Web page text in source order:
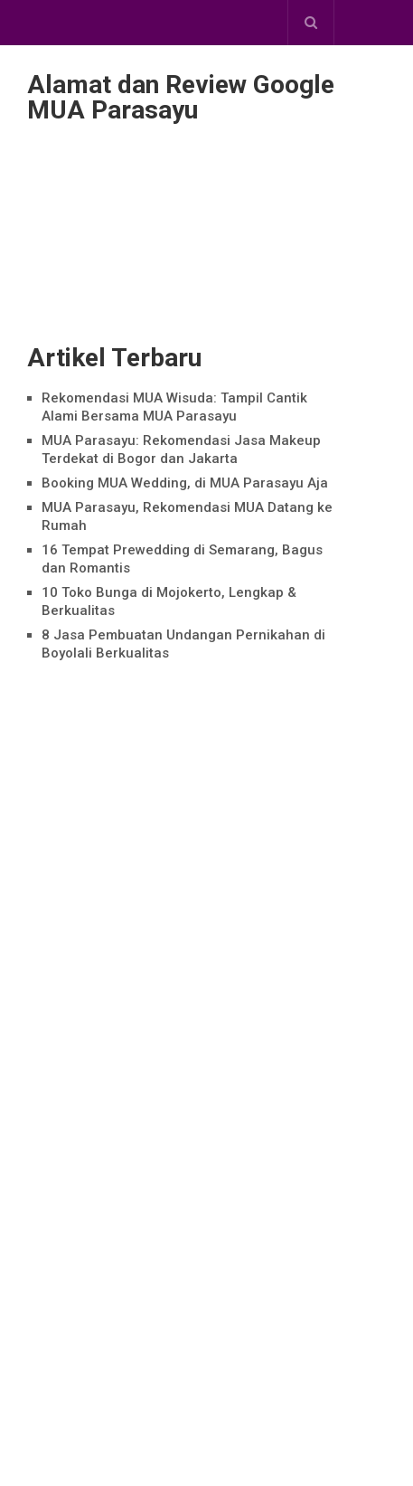
Alamat dan Review Google
MUA Parasayu
Artikel Terbaru
Rekomendasi MUA Wisuda: Tampil Cantik
Alami Bersama MUA Parasayu
MUA Parasayu: Rekomendasi Jasa Makeup
Terdekat di Bogor dan Jakarta
Booking MUA Wedding, di MUA Parasayu Aja
MUA Parasayu, Rekomendasi MUA Datang ke
Rumah
16 Tempat Prewedding di Semarang, Bagus
dan Romantis
10 Toko Bunga di Mojokerto, Lengkap &
Berkualitas
8 Jasa Pembuatan Undangan Pernikahan di
Boyolali Berkualitas